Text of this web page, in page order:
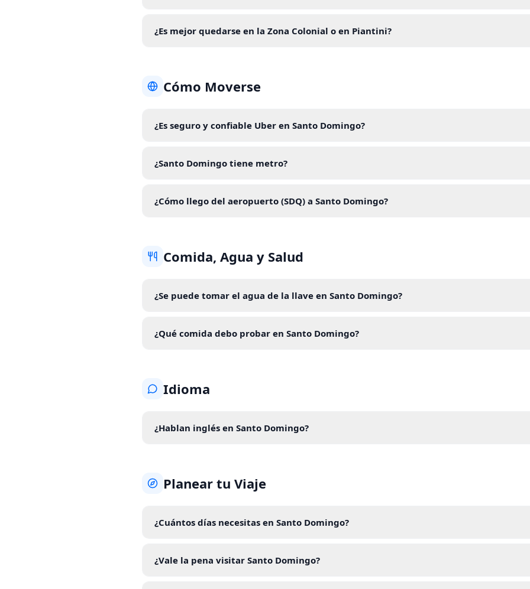
¿Es mejor quedarse en la Zona Colonial o en Piantini?
Cómo Moverse
¿Es seguro y confiable Uber en Santo Domingo?
¿Santo Domingo tiene metro?
¿Cómo llego del aeropuerto (SDQ) a Santo Domingo?
Comida, Agua y Salud
¿Se puede tomar el agua de la llave en Santo Domingo?
¿Qué comida debo probar en Santo Domingo?
Idioma
¿Hablan inglés en Santo Domingo?
Planear tu Viaje
¿Cuántos días necesitas en Santo Domingo?
¿Vale la pena visitar Santo Domingo?